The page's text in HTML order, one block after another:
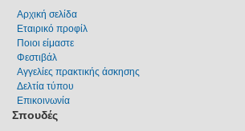
Αρχική σελίδα
Εταιρικό προφίλ
Ποιοι είμαστε
Φεστιβάλ
Αγγελίες πρακτικής άσκησης
Δελτία τύπου
Επικοινωνία
Σπουδές